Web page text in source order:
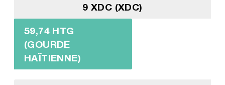
9 XDC (XDC)
59,74 HTG
(GOURDE
HAÏTIENNE)